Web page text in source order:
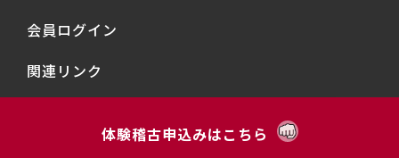
会員ログイン
関連リンク
体験稽古申込みはこちら